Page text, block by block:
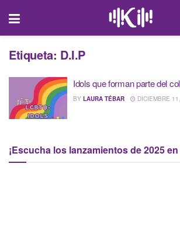
Etiqueta: D.I.P
Idols que forman parte del
BY LAURA TÉBAR DICIEMBRE
¡Escucha los lanzamientos de 2025